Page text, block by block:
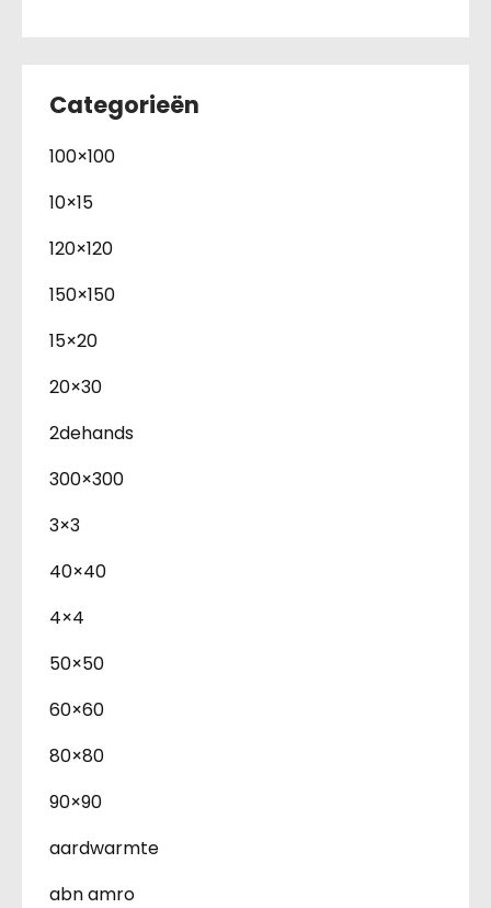
Categorieën
100×100
10×15
120×120
150×150
15×20
20×30
2dehands
300×300
3×3
40×40
4×4
50×50
60×60
80×80
90×90
aardwarmte
abn amro